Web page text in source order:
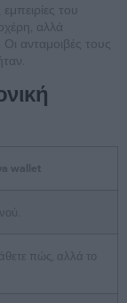
του
αλλά
ανταμοιβές τους
wallet
πώς, αλλά το